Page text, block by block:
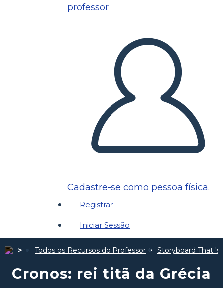
professor
Cadastre-se como pessoa física.
Registrar
Iniciar Sessão
Todos os Recursos do Professor Storyboard That 's
Cronos: rei titã da Grécia